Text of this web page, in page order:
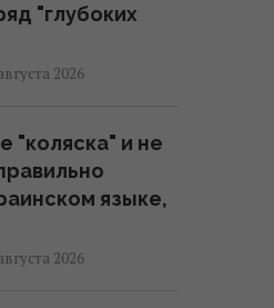
"глубоких
2026
"коляска" и не
языке,
2026